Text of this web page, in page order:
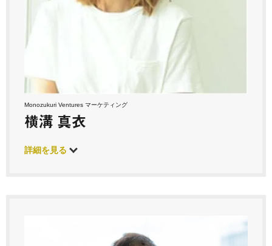
Monozukuri Ventures マーケティング
横溝 真衣
詳細を見る